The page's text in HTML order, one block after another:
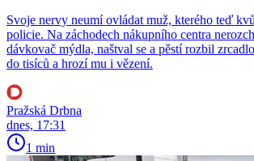
Svoje nervy neumí ovládat muž, kterého teď
policie. Na záchodech nákupního centra
dávkovač mýdla, naštval se a pěstí rozbil
do tisíců a hrozí mu i vězení.
Pražská Drbna
dnes, 17:31
1 min